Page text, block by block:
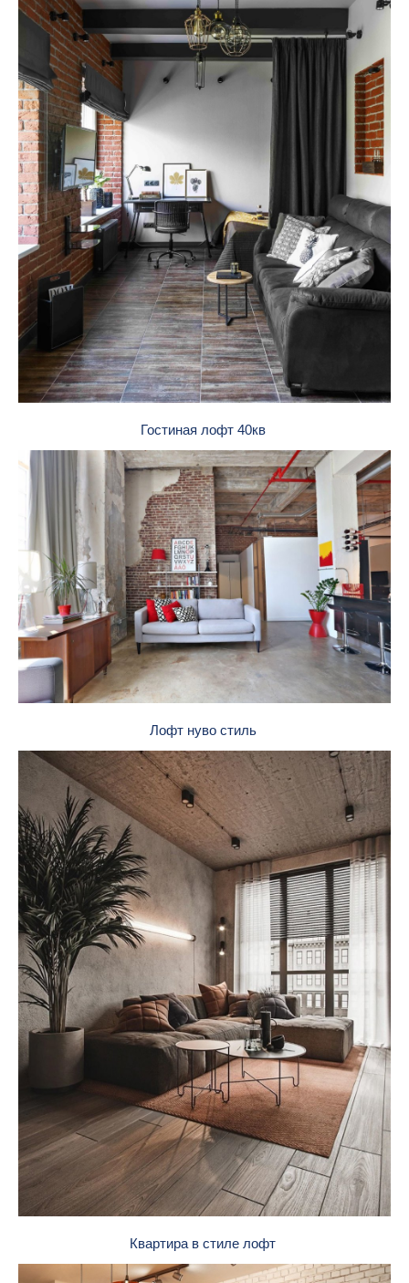
Гостиная лофт 40кв
Лофт нуво стиль
Квартира в стиле лофт